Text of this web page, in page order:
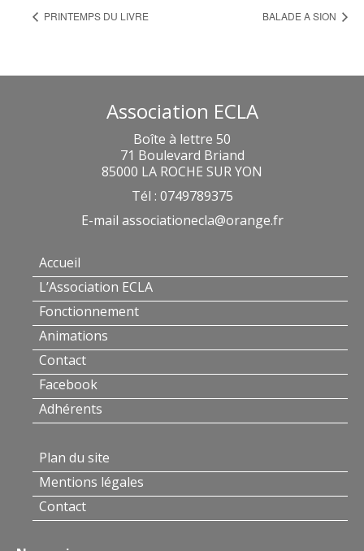
PRINTEMPS DU LIVRE BALADE A SION
Association ECLA
Boîte à lettre 50
71 Boulevard Briand
85000 LA ROCHE SUR YON
Tél : 0749789375
E-mail associationecla@orange.fr
Accueil
L’Association ECLA
Fonctionnement
Animations
Contact
Facebook
Adhérents
Plan du site
Mentions légales
Contact